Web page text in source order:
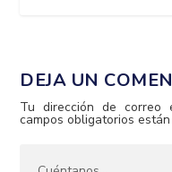
DEJA UN
Tu dirección de correo
campos obligatorios